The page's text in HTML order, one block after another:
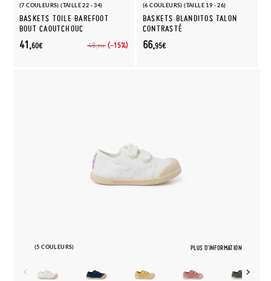
(7 COULEURS) (TAILLE 22 - 34)
BASKETS TOILE BAREFOOT
BOUT CAOUTCHOUC
48,95€ (-15%)
41,60€
(6 COULEURS) (TAILLE 19 - 26)
BASKETS BLANDITOS TALON
CONTRASTÉ
66,95€
(5 COULEURS) PLUS D'INFORMATION